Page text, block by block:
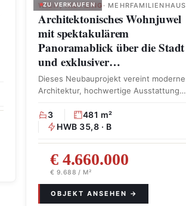
ZU VERKAUFEN
WIEN, HIETZING · MEHRFAMILIENHAUS
Architektonisches Wohnjuwel
mit spektakulärem
Panoramablick über die Stadt
und exklusiver…
Dieses Neubauprojekt vereint moderne
Architektur, hochwertige Ausstattung
ausgerichtete Struktur. …
3
481 m²
HWB 35,8 · B
€ 4.660.000
€ 9.688 / M²